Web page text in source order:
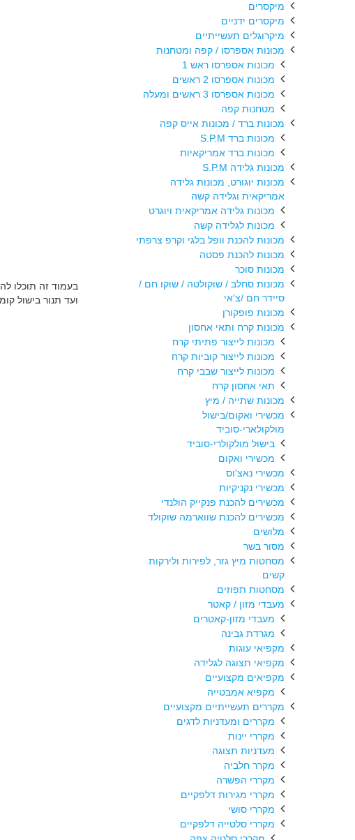
ועד תנור בישול
מיקסרים
מיקסרים ידניים
מיקרוגלים תעשייתיים
מכונות אספרסו / קפה ומטחנות
מכונות אספרסו ראש 1
מכונות אספרסו 2 ראשים
מכונות אספרסו 3 ראשים ומעלה
מטחנות קפה
מכונות ברד / מכונות אייס קפה
מכונות ברד S.P.M
מכונות ברד אמריקאיות
מכונות גלידה S.P.M
מכונות יוגורט, מכונות גלידה
אמריקאית וגלידה קשה
מכונות גלידה אמריקאית ויוגרט
מכונות לגלידה קשה
מכונות להכנת וופל בלגי וקרפ צרפתי
מכונות להכנת פסטה
מכונות סוכר
מכונות סחלב / שוקולטה / שוקו חם /
סיידר חם /צ'אי
מכונות פופקורן
מכונות קרח ותאי אחסון
מכונות לייצור פתיתי קרח
מכונות לייצור קוביות קרח
מכונות לייצור שבבי קרח
תאי אחסון קרח
מכונות שתייה / מיץ
מכשירי ואקום/בישול
מולקולארי-סוביד
בישול מולקולרי-סוביד
מכשירי ואקום
מכשירי נאצ'וס
מכשירי נקניקיות
מכשירים להכנת פנקייק הולנדי
מכשירים להכנת שווארמה שוקולד
מלושים
מסור בשר
מסחטות מיץ גזר, לפירות ולירקות
קשים
מסחטות תפוזים
מעבדי מזון / קאטר
מעבדי מזון-קאטרים
מגרדת גבינה
מקפיאי עוגות
מקפיאי תצוגה לגלידה
מקפיאים מקצועיים
מקפיא אמבטייה
מקררים תעשייתיים מקצועיים
מקררים ומעדניות לדגים
מקררי יינות
מעדניות תצוגה
מקרר חלביה
מקררי הפשרה
מקררי מגירות דלפקיים
מקררי סושי
מקררי סלטייה דלפקיים